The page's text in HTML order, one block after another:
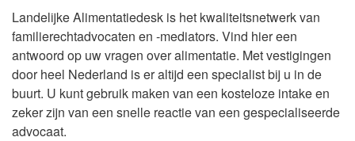
Landelijke Alimentatiedesk is het kwaliteitsnetwerk van
familierechtadvocaten en -mediators. Vind hier een
antwoord op uw vragen over alimentatie. Met vestigingen
door heel Nederland is er altijd een specialist bij u in de
buurt. U kunt gebruik maken van een kosteloze intake en
zeker zijn van een snelle reactie van een gespecialiseerde
advocaat.